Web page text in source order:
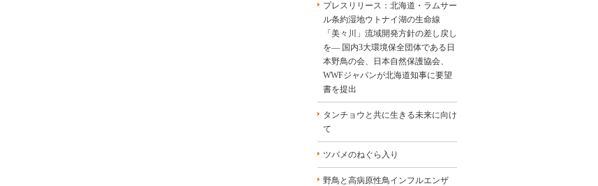
プレスリリース：北海道・ラムサー
ル条約湿地ウトナイ湖の生命線
「美々川」流域開発方針の差し戻し
を― 国内3大環境保全団体である日
本野鳥の会、日本自然保護協会、
WWFジャパンが北海道知事に要望
書を提出
タンチョウと共に生きる未来に向け
て
ツバメのねぐら入り
野鳥と高病原性鳥インフルエンザ